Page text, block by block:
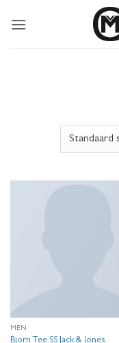
naar
MEN
Bjorn Tee SS Jack & Jones